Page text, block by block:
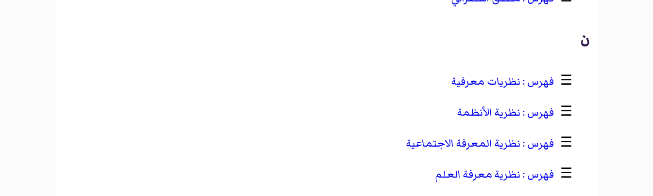
ن
☰
نظريات معرفية
☰
نظرية الأنظمة
☰
نظرية المعرفة الاجتماعية
☰
نظرية معرفة العلم